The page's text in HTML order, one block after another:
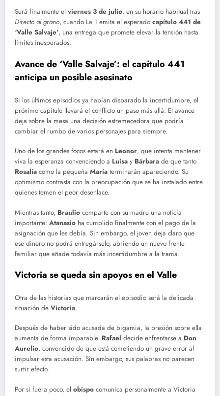
Será finalmente el viernes 3 de julio, en su horario habitual tras
Directo al grano, cuando La 1 emita el esperado capítulo 441 de
‘Valle Salvaje’, una entrega que promete elevar la tensión hasta
límites inesperados.
Avance de ‘Valle Salvaje’: el capítulo 441
anticipa un posible asesinato
Si los últimos episodios ya habían disparado la incertidumbre, el
próximo capítulo llevará el conflicto un paso más allá. El avance
deja sobre la mesa una decisión estremecedora que podría
cambiar el rumbo de varios personajes para siempre.
Uno de los grandes focos estará en Leonor, que intenta mantener
viva la esperanza convenciendo a Luisa y Bárbara de que tanto
Rosalía como la pequeña María terminarán apareciendo. Su
optimismo contrasta con la preocupación que se ha instalado entre
quienes temen el peor desenlace.
Mientras tanto, Braulio comparte con su madre una noticia
importante: Atanasio ha cumplido finalmente con el pago de la
asignación que les debía. Sin embargo, el joven deja claro que
ese dinero no podrá entregárselo, abriendo un nuevo frente
familiar que añade todavía más incertidumbre a la trama.
Victoria se queda sin apoyos en el Valle
Otra de las historias que marcarán el episodio será la delicada
situación de Victoria.
Después de haber sido acusada de bigamia, la presión sobre ella
aumenta de forma imparable. Rafael decide enfrentarse a Don
Aurelio, convencido de que está cometiendo un grave error al
impulsar esta acusación. Sin embargo, sus palabras no parecen
surtir efecto.
Por si fuera poco, el obispo comunica personalmente a Victoria